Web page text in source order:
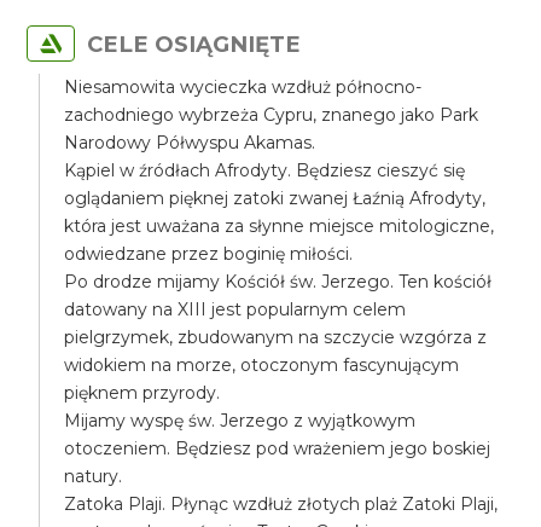
CELE OSIĄGNIĘTE
Niesamowita wycieczka wzdłuż północno-
zachodniego wybrzeża Cypru, znanego jako Park
Narodowy Półwyspu Akamas.
Kąpiel w źródłach Afrodyty. Będziesz cieszyć się
oglądaniem pięknej zatoki zwanej Łaźnią Afrodyty,
która jest uważana za słynne miejsce mitologiczne,
odwiedzane przez boginię miłości.
Po drodze mijamy Kościół św. Jerzego. Ten kościół
datowany na XIII jest popularnym celem
pielgrzymek, zbudowanym na szczycie wzgórza z
widokiem na morze, otoczonym fascynującym
pięknem przyrody.
Mijamy wyspę św. Jerzego z wyjątkowym
otoczeniem. Będziesz pod wrażeniem jego boskiej
natury.
Zatoka Plaji. Płynąc wzdłuż złotych plaż Zatoki Plaji,